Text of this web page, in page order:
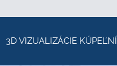
3D VIZUALIZÁCIE KÚPEĽNÍ